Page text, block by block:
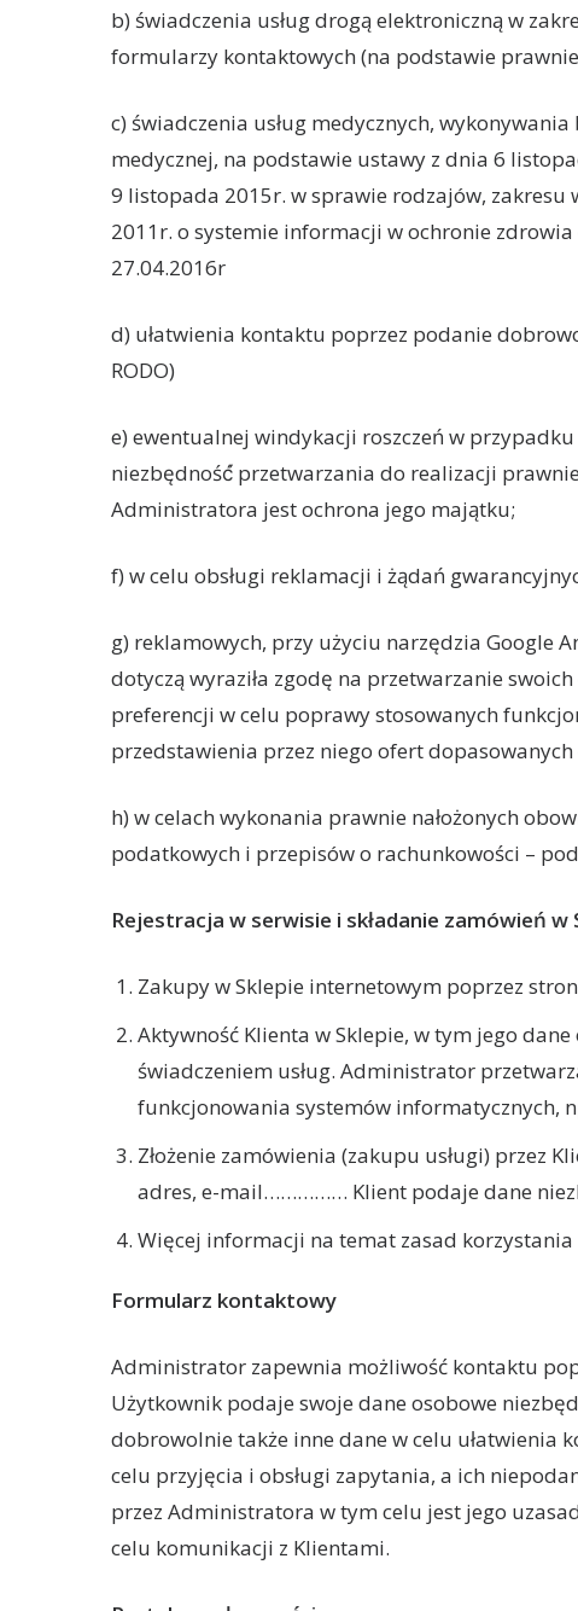
b) świadczenia usług drogą elektroniczną w
formularzy kontaktowych (na podstawie
c) świadczenia usług medycznych,
medycznej, na podstawie ustawy z dnia 6
9 listopada 2015r. w sprawie rodzajów,
2011r. o systemie informacji w ochronie zdrowia
27.04.2016r
d) ułatwienia kontaktu poprzez podanie
RODO)
e) ewentualnej windykacji roszczeń w
niezbędność́ przetwarzania do realizacji
Administratora jest ochrona jego majątku;
f) w celu obsługi reklamacji i żądań
g) reklamowych, przy użyciu narzędzia Google
dotyczą wyraziła zgodę na przetwarzanie
preferencji w celu poprawy stosowanych
przedstawienia przez niego ofert
h) w celach wykonania prawnie nałożonych
podatkowych i przepisów o rachunkowości –
Rejestracja w serwisie i składanie zamówień w
Zakupy w Sklepie internetowym poprzez
Aktywność Klienta w Sklepie, w tym jego
świadczeniem usług. Administrator
funkcjonowania systemów informatycznych,
Złożenie zamówienia (zakupu usługi) przez
adres, e-mail…………… Klient podaje dane
Więcej informacji na temat zasad
Formularz kontaktowy
Administrator zapewnia możliwość kontaktu
Użytkownik podaje swoje dane osobowe
dobrowolnie także inne dane w celu ułatwienia
celu przyjęcia i obsługi zapytania, a ich
przez Administratora w tym celu jest jego
celu komunikacji z Klientami.